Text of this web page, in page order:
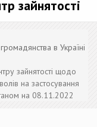
зайнятості
в Україні
зайнятості щодо
на застосування
на 08.11.2022